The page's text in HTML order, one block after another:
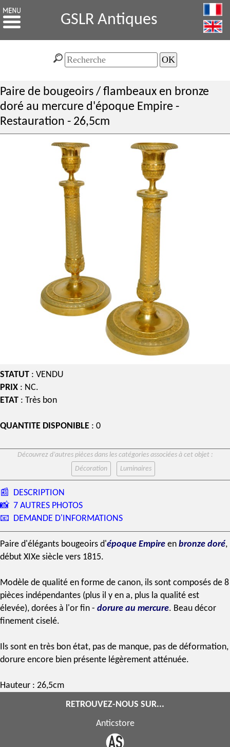
GSLR Antiques
Paire de bougeoirs / flambeaux en bronze
doré au mercure d'époque Empire -
Restauration - 26,5cm
STATUT : VENDU
PRIX : NC.
ETAT : Très bon
QUANTITE DISPONIBLE : 0
Découvrez d’autres pièces dans les catégories associées à cet objet :
Décoration
Luminaires
📰 DESCRIPTION
📸 7 AUTRES PHOTOS
📧 DEMANDE D'INFORMATIONS
Paire d'élégants bougeoirs d'époque Empire en bronze doré,
début XIXe siècle vers 1815.
Modèle de qualité en forme de canon, ils sont composés de 8
pièces indépendantes (plus il y en a, plus la qualité est
élevée), dorées à l'or fin - dorure au mercure. Beau décor
finement ciselé.
Ils sont en très bon état, pas de manque, pas de déformation,
dorure encore bien présente légèrement atténuée.
Hauteur : 26,5cm
RETROUVEZ-NOUS SUR...
Anticstore